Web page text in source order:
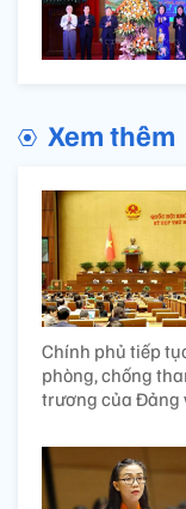
Xem thêm
Chính phủ tiếp
phòng, chống
trương của Đảng